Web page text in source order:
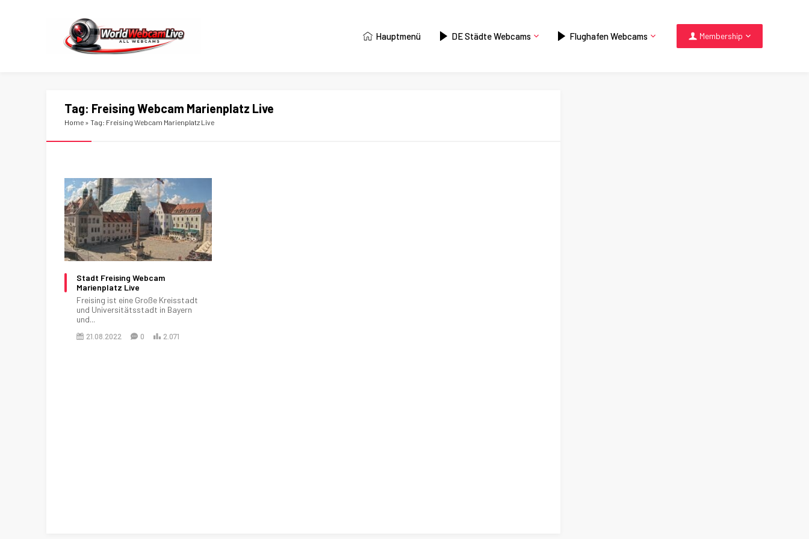
Hauptmenü DE Städte Webcams Flughafen Webcams Membership
Tag: Freising Webcam Marienplatz Live
Home » Tag: Freising Webcam Marienplatz Live
Stadt Freising Webcam
Marienplatz Live
Freising ist eine Große Kreisstadt
und Universitätsstadt in Bayern
und...
21.08.2022 0 2.071